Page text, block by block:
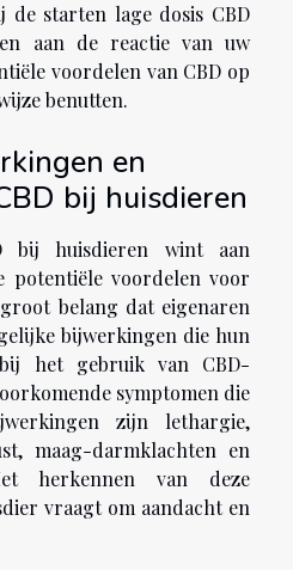
de starten lage dosis CBD
aan de reactie van uw
voordelen van CBD op
benutten.
en
bij huisdieren
bij huisdieren wint aan
potentiële voordelen voor
belang dat eigenaren
bijwerkingen die hun
het gebruik van CBD-
symptomen die
zijn lethargie,
maag-darmklachten en
herkennen van deze
vraagt om aandacht en